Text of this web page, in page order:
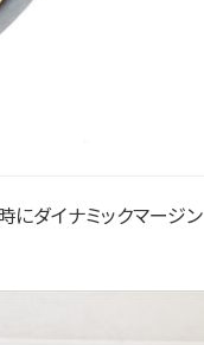
にダイナミックマージン